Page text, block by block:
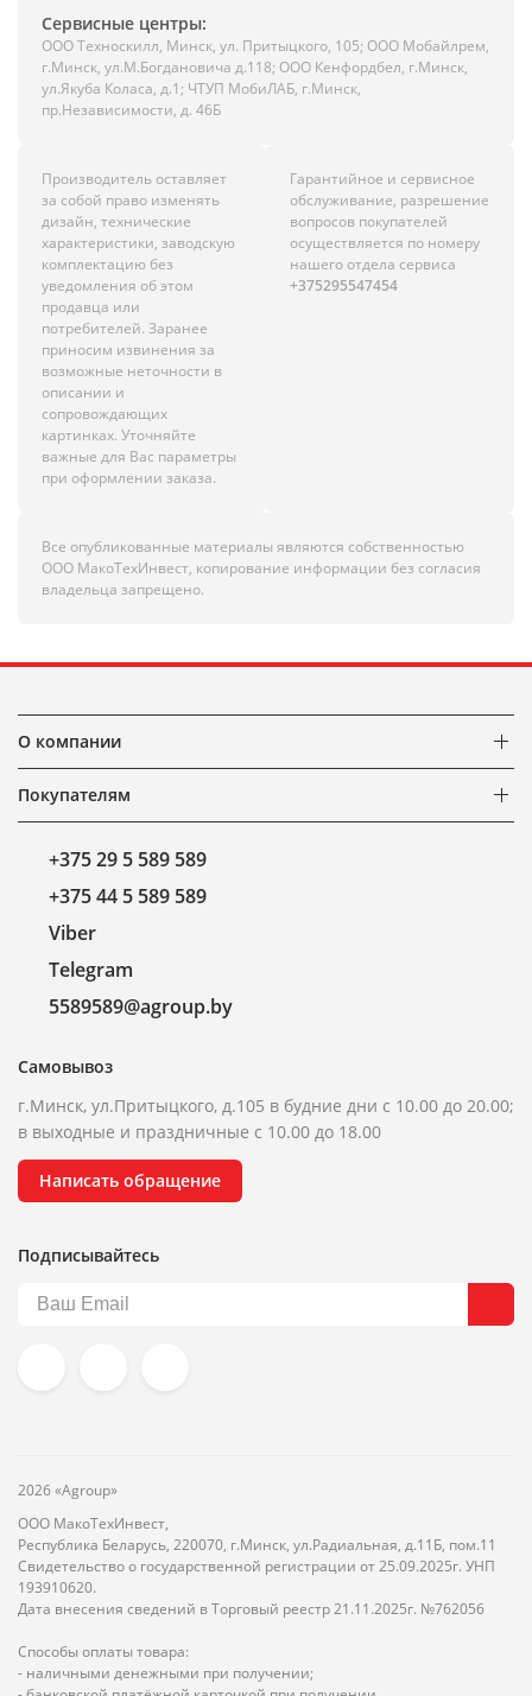
Сервисные центры:
ООО Техноскилл, Минск, ул. Притыцкого, 105; ООО Мобайлрем,
г.Минск, ул.М.Богдановича д.118; ООО Кенфордбел, г.Минск,
ул.Якуба Коласа, д.1; ЧТУП МобиЛАБ, г.Минск,
пр.Независимости, д. 46Б
Производитель оставляет
за собой право изменять
дизайн, технические
характеристики, заводскую
комплектацию без
уведомления об этом
продавца или
потребителей. Заранее
приносим извинения за
возможные неточности в
описании и
сопровождающих
картинках. Уточняйте
важные для Вас параметры
при оформлении заказа.
Гарантийное и сервисное
обслуживание, разрешение
вопросов покупателей
осуществляется по номеру
нашего отдела сервиса
+375295547454
Все опубликованные материалы являются собственностью
ООО МакоТехИнвест, копирование информации без согласия
владельца запрещено.
О компании
Покупателям
+375 29 5 589 589
+375 44 5 589 589
Viber
Telegram
5589589@agroup.by
Самовывоз
г.Минск, ул.Притыцкого, д.105 в будние дни с 10.00 до 20.00;
в выходные и праздничные с 10.00 до 18.00
Написать обращение
Подписывайтесь
2026 «Agroup»
ООО МакоТехИнвест,
Республика Беларусь, 220070, г.Минск, ул.Радиальная, д.11Б, пом.11
Свидетельство о государственной регистрации от 25.09.2025г. УНП
193910620.
Дата внесения сведений в Торговый реестр 21.11.2025г. №762056
Способы оплаты товара:
- наличными денежными при получении;